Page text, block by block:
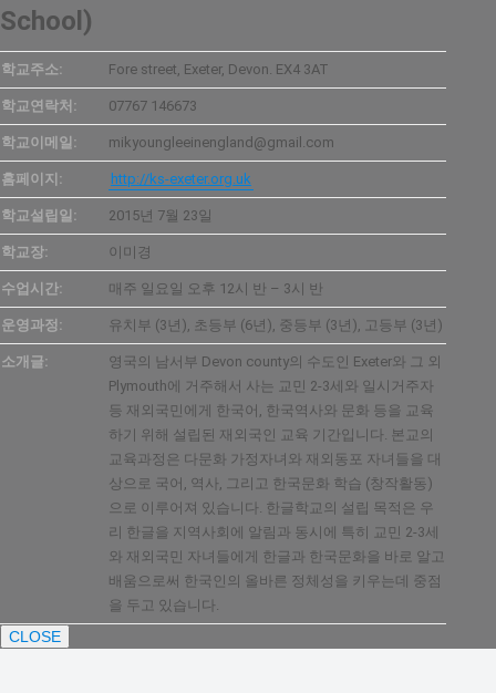
School)
학교주소: Fore street, Exeter, Devon. EX4 3AT
학교연락처: 07767 146673
학교이메일: mikyoungleeinengland@gmail.com
홈페이지: http://ks-exeter.org.uk
학교설립일: 2015년 7월 23일
학교장: 이미경
수업시간: 매주 일요일 오후 12시 반 – 3시 반
운영과정: 유치부 (3년), 초등부 (6년), 중등부 (3년), 고등부 (3년)
소개글:
영국의 남서부 Devon county의 수도인 Exeter와 그 외
Plymouth에 거주해서 사는 교민 2-3세와 일시거주자
등 재외국민에게 한국어, 한국역사와 문화 등을 교육
하기 위해 설립된 재외국인 교육 기간입니다. 본교의
교육과정은 다문화 가정자녀와 재외동포 자녀들을 대
상으로 국어, 역사, 그리고 한국문화 학습 (창작활동)
으로 이루어져 있습니다. 한글학교의 설립 목적은 우
리 한글을 지역사회에 알림과 동시에 특히 교민 2-3세
와 재외국민 자녀들에게 한글과 한국문화을 바로 알고
배움으로써 한국인의 올바른 정체성을 키우는데 중점
을 두고 있습니다.
CLOSE